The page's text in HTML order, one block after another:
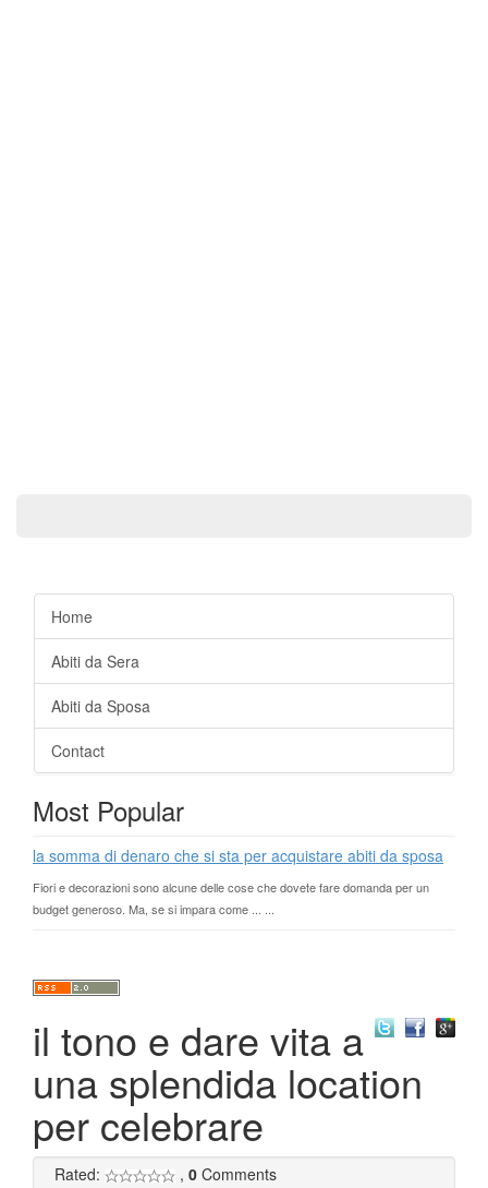
Home
Abiti da Sera
Abiti da Sposa
Contact
Most Popular
la somma di denaro che si sta per acquistare abiti da sposa
Fiori e decorazioni sono alcune delle cose che dovete fare domanda per un
budget generoso. Ma, se si impara come ... ...
il tono e dare vita a
una splendida location
per celebrare
Rated: , 0 Comments